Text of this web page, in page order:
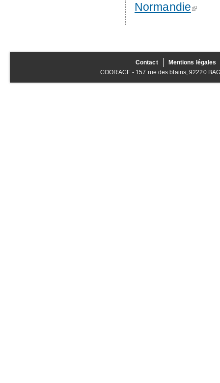
Normandie
Contact
Mentions légales
COORACE - 157 rue des blains, 92220